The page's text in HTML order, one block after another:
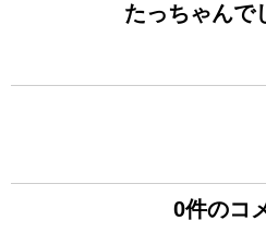
たっちゃんで
0件のコ